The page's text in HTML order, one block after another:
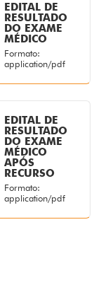
EDITAL DE
RESULTADO
DO EXAME
MÉDICO
Formato:
application/pdf
EDITAL DE
RESULTADO
DO EXAME
MÉDICO
APÓS
RECURSO
Formato:
application/pdf